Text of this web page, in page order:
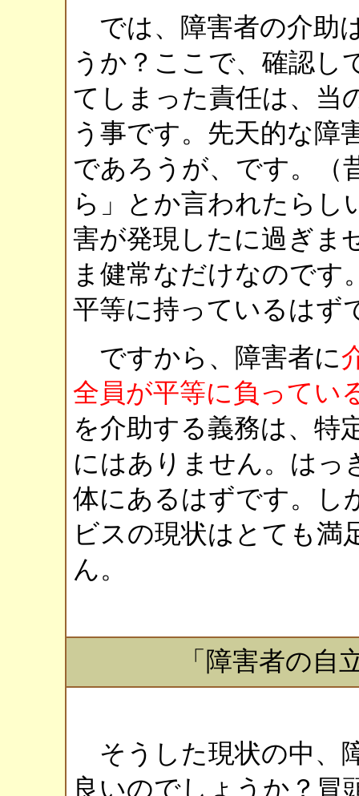
では、障害者の介助
うか？ここで、確認し
てしまった責任は、当
う事です。先天的な障
であろうが、です。（
ら」とか言われたらし
害が発現したに過ぎま
ま健常なだけなのです
平等に持っているはず
ですから、障害者に
全員が平等に負ってい
を介助する義務は、特
にはありません。はっ
体にあるはずです。し
ビスの現状はとても満
ん。
「障害者の自
そうした現状の中、
良いのでしょうか？冒